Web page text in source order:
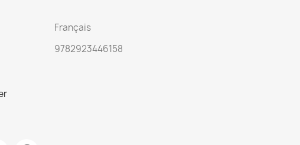
Français
9782923446158